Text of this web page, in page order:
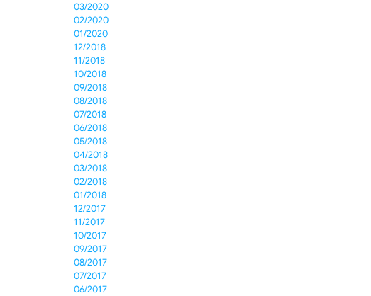
03/2020
02/2020
01/2020
12/2018
11/2018
10/2018
09/2018
08/2018
07/2018
06/2018
05/2018
04/2018
03/2018
02/2018
01/2018
12/2017
11/2017
10/2017
09/2017
08/2017
07/2017
06/2017